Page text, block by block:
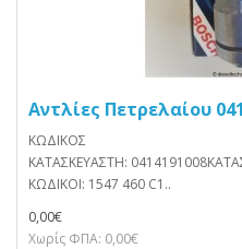
Αντλίες Πετρελαίου
ΚΩΔΙΚΟΣ
ΚΑΤΑΣΚΕΥΑΣΤΗ:
ΚΩΔΙΚΟΙ: 1547 460 C1..
0,00€
Χωρίς ΦΠΑ: 0,00€